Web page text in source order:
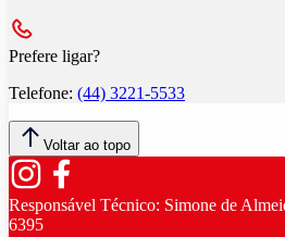
Prefere ligar?
Telefone: (44) 3221-5533
Voltar ao topo
Responsável Técnico: Simone de
6395